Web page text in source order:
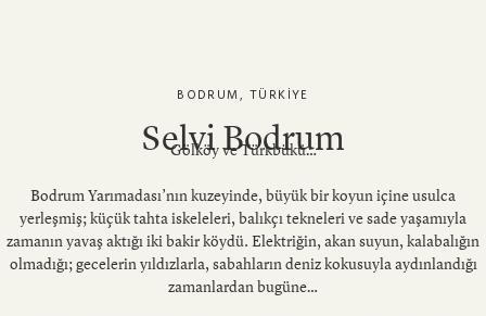
BODRUM, TÜRKIYE
Selvi Bodrum
Gölköy ve Türkbükü…
Bodrum Yarımadası’nın kuzeyinde, büyük bir koyun içine usulca
yerleşmiş; küçük tahta iskeleleri, balıkçı tekneleri ve sade yaşamıyla
zamanın yavaş aktığı iki bakir köydü. Elektriğin, akan suyun, kalabalığın
olmadığı; gecelerin yıldızlarla, sabahların deniz kokusuyla aydınlandığı
zamanlardan bugüne…